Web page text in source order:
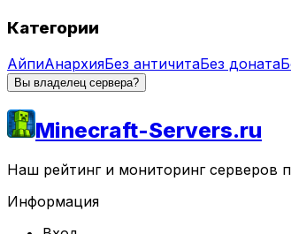
Категории
АйпиАнархияБез античитаБез доната
Вы владелец сервера?
Minecraft-Servers.ru
Наш рейтинг и мониторинг серверов
Информация